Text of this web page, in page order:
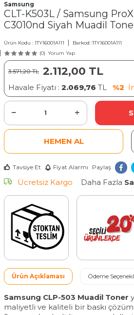
Samsung
CLT-K503L / Samsung
C3010nd Siyah Muadil
Ürün Kodu : 1TY16001A111 Barkod :1TY16001A111
(0) Yorum Yap
3.571,20TL 2.112,00 TL
Havale Fiyatı : 2.069,76 TL %2
HEMEN AL
Tavsiye Et Fiyat Alarmı Paylaş
Ücretsiz Kargo Daha Fazla
Ürün Açıklaması Ödeme
Samsung CLP-503 Muadil Toner
maliyetli ve kaliteli bir baskı